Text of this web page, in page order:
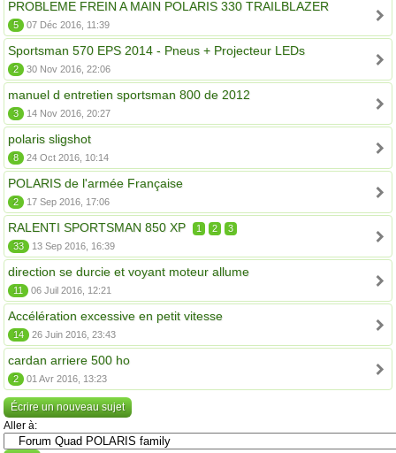
PROBLEME FREIN A MAIN POLARIS 330 TRAILBLAZER
5 07 Déc 2016, 11:39
Sportsman 570 EPS 2014 - Pneus + Projecteur LEDs
2 30 Nov 2016, 22:06
manuel d entretien sportsman 800 de 2012
3 14 Nov 2016, 20:27
polaris sligshot
8 24 Oct 2016, 10:14
POLARIS de l'armée Française
2 17 Sep 2016, 17:06
RALENTI SPORTSMAN 850 XP 1 2
3
33
13 Sep 2016, 16:39
direction se durcie et voyant moteur allume
11 06 Juil 2016, 12:21
Accélération excessive en petit vitesse
14 26 Juin 2016, 23:43
cardan arriere 500 ho
2 01 Avr 2016, 13:23
Écrire un nouveau sujet
Aller à: